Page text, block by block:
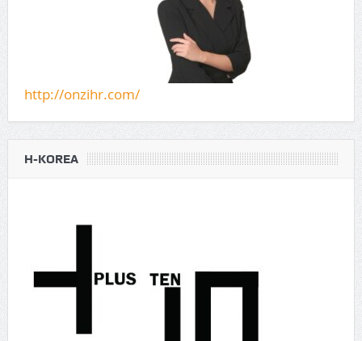
http://onzihr.com/
H-KOREA